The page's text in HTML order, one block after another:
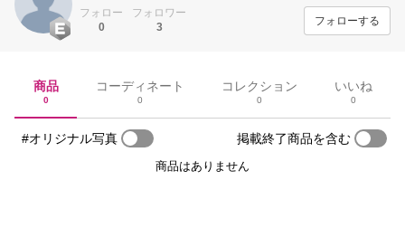
フォロー
0
フォロワー
3
フォローする
商品
0
コーディネート
0
コレクション
0
いいね
0
#オリジナル写真 掲載終了商品を含む
商品はありません